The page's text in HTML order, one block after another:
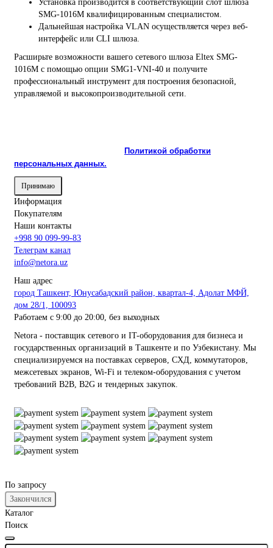
Установка производится в соответствующий слот шлюза
SMG-1016M квалифицированным специалистом.
Дальнейшая настройка VLAN осуществляется через веб-
интерфейс или CLI шлюза.
Расширьте возможности вашего сетевого шлюза Eltex SMG-
1016M с помощью опции SMG1-VNI-40 и получите
профессиональный инструмент для построения безопасной,
управляемой и высокопроизводительной сети.
Политикой обработки
персональных данных.
Принимаю
Информация
Покупателям
Наши контакты
+998 90 099-99-83
Телеграм канал
info@netora.uz
Наш адрес
город Ташкент, Юнусабадский район, квартал-4, Адолат МФЙ,
дом 28/1, 100093
Работаем с 9:00 до 20:00, без выходных
Netora - поставщик сетевого и IT-оборудования для бизнеса и
государственных организаций в Ташкенте и по Узбекистану. Мы
специализируемся на поставках серверов, СХД, коммутаторов,
межсетевых экранов, Wi-Fi и телеком-оборудования с учетом
требований B2B, B2G и тендерных закупок.
По запросу
Закончился
Каталог
Поиск